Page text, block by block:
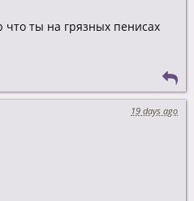
ты на грязных пенисах
19 days ago